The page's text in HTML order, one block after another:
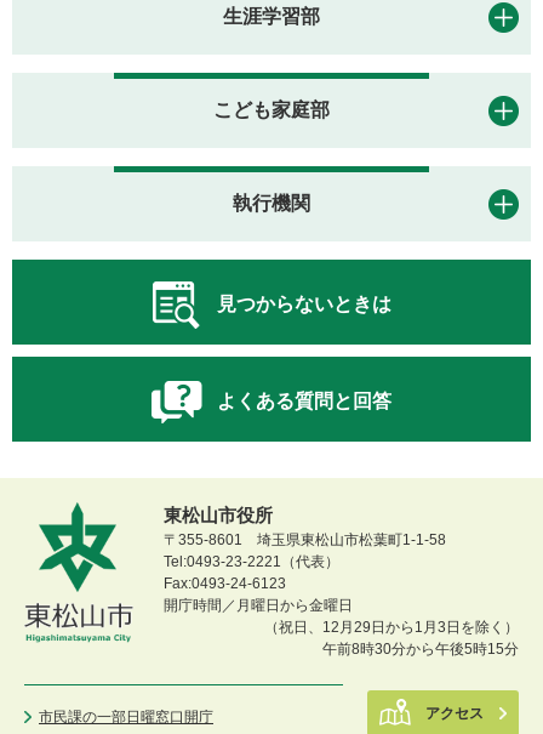
生涯学習部
こども家庭部
執行機関
見つからないときは
よくある質問と回答
東松山市役所
〒355-8601 埼玉県東松山市松葉町1-1-58
Tel:0493-23-2221（代表）
Fax:0493-24-6123
開庁時間／月曜日から金曜日
（祝日、12月29日から1月3日を除く）
午前8時30分から午後5時15分
市民課の一部日曜窓口開庁 アクセス